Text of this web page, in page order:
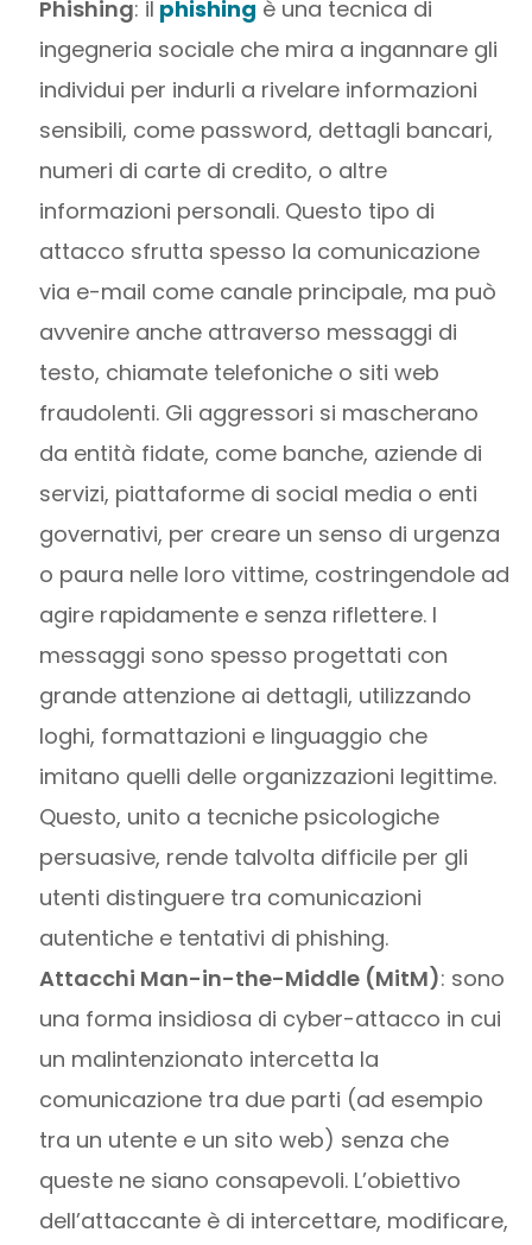
Phishing: il phishing è una tecnica di
ingegneria sociale che mira a ingannare gli
individui per indurli a rivelare informazioni
sensibili, come password, dettagli bancari,
numeri di carte di credito, o altre
informazioni personali. Questo tipo di
attacco sfrutta spesso la comunicazione
via e-mail come canale principale, ma può
avvenire anche attraverso messaggi di
testo, chiamate telefoniche o siti web
fraudolenti. Gli aggressori si mascherano
da entità fidate, come banche, aziende di
servizi, piattaforme di social media o enti
governativi, per creare un senso di urgenza
o paura nelle loro vittime, costringendole ad
agire rapidamente e senza riflettere. I
messaggi sono spesso progettati con
grande attenzione ai dettagli, utilizzando
loghi, formattazioni e linguaggio che
imitano quelli delle organizzazioni legittime.
Questo, unito a tecniche psicologiche
persuasive, rende talvolta difficile per gli
utenti distinguere tra comunicazioni
autentiche e tentativi di phishing.
Attacchi Man-in-the-Middle (MitM): sono
una forma insidiosa di cyber-attacco in cui
un malintenzionato intercetta la
comunicazione tra due parti (ad esempio
tra un utente e un sito web) senza che
queste ne siano consapevoli. L’obiettivo
dell’attaccante è di intercettare, modificare,